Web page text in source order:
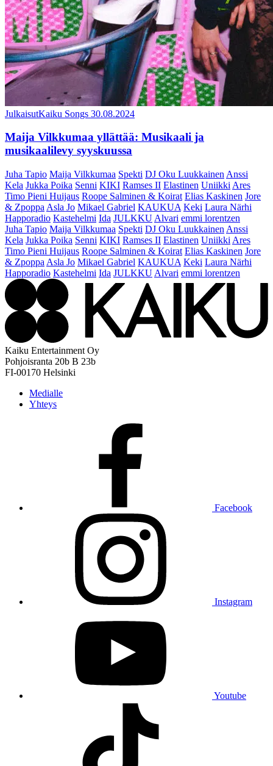
JulkaisutKaiku Songs 30.08.2024
Maija Vilkkumaa yllättää: Musikaali ja
musikaalilevy syyskuussa
Juha Tapio Maija Vilkkumaa Spekti DJ Oku Luukkainen Anssi
Kela Jukka Poika Senni KIKI Ramses II Elastinen Uniikki Ares
Timo Pieni Huijaus Roope Salminen & Koirat Elias Kaskinen Jore
& Zpoppa Asla Jo Mikael Gabriel KAUKUA Keki Laura Närhi
Happoradio Kastehelmi Ida JULKKU Alvari emmi lorentzen
Juha Tapio Maija Vilkkumaa Spekti DJ Oku Luukkainen Anssi
Kela Jukka Poika Senni KIKI Ramses II Elastinen Uniikki Ares
Timo Pieni Huijaus Roope Salminen & Koirat Elias Kaskinen Jore
& Zpoppa Asla Jo Mikael Gabriel KAUKUA Keki Laura Närhi
Happoradio Kastehelmi Ida JULKKU Alvari emmi lorentzen
Kaiku Entertainment Oy
Pohjoisranta 20b B 23b
FI-00170 Helsinki
Medialle
Yhteys
Facebook
Instagram
Youtube